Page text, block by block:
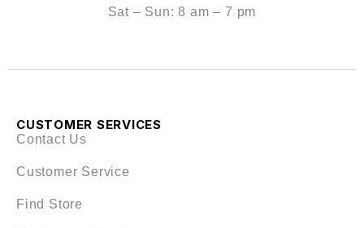
Sat – Sun: 8 am – 7 pm
CUSTOMER SERVICES
Contact Us
Customer Service
Find Store